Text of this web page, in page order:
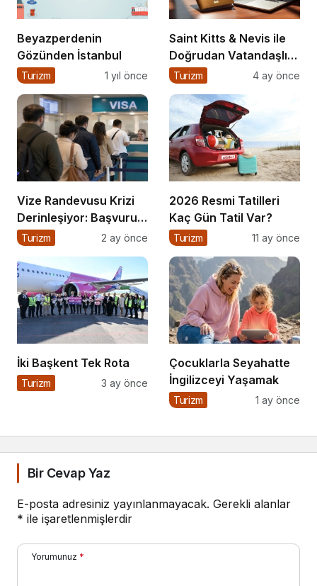
Beyazperdenin
Gözünden İstanbul
Turizm 1 yıl önce
Saint Kitts & Nevis ile
Doğrudan Vatandaşlık
Dönemi
Turizm 4 ay önce
Vize Randevusu Krizi
Derinleşiyor: Başvuru
Süreçlerinde Rekor
Turizm 2 ay önce
2026 Resmi Tatilleri
Kaç Gün Tatil Var?
Turizm 11 ay önce
İki Başkent Tek Rota
Turizm 3 ay önce
Çocuklarla Seyahatte
İngilizceyi Yaşamak
Turizm 1 ay önce
Bir Cevap Yaz
E-posta adresiniz yayınlanmayacak. Gerekli alanlar
* ile işaretlenmişlerdir
Yorumunuz *